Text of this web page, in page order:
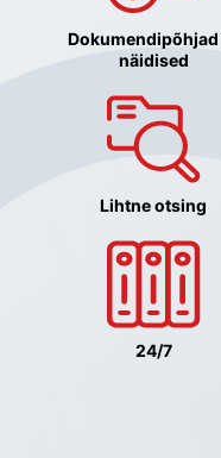
Dokumendipõhjad
näidised
Lihtne otsing
24/7